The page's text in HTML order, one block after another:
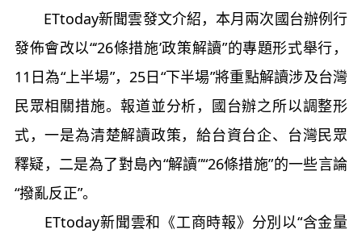
ETtoday新聞雲發文介紹，本月兩次國台辦例行
發佈會改以“‘26條措施’政策解讀”的專題形式舉行，
11日為“上半場”，25日“下半場”將重點解讀涉及台灣
民眾相關措施。報道並分析，國台辦之所以調整形
式，一是為清楚解讀政策，給台資台企、台灣民眾
釋疑，二是為了對島內“解讀”“26條措施”的一些言論
“撥亂反正”。
ETtoday新聞雲和《工商時報》分別以“含金量